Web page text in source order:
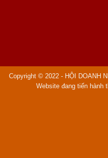
Copyright © 2022 - HỘI DOANH
Website đang tiến hành